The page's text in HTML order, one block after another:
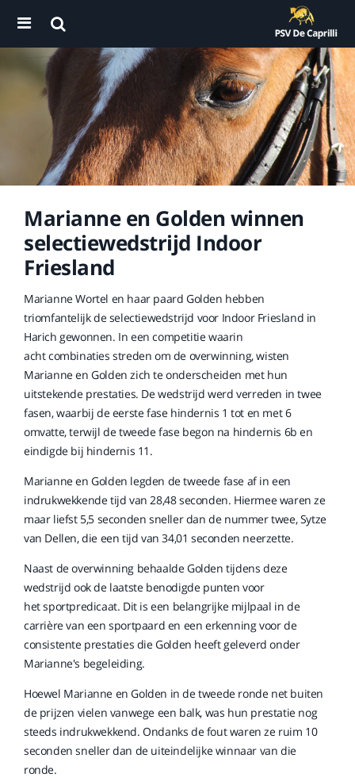
Marianne en Golden winnen
selectiewedstrijd Indoor
Friesland
Marianne Wortel en haar paard Golden hebben
triomfantelijk de selectiewedstrijd voor Indoor Friesland in
Harich gewonnen. In een competitie waarin
acht combinaties streden om de overwinning, wisten
Marianne en Golden zich te onderscheiden met hun
uitstekende prestaties. De wedstrijd werd verreden in twee
fasen, waarbij de eerste fase hindernis 1 tot en met 6
omvatte, terwijl de tweede fase begon na hindernis 6b en
eindigde bij hindernis 11.
Marianne en Golden legden de tweede fase af in een
indrukwekkende tijd van 28,48 seconden. Hiermee waren ze
maar liefst 5,5 seconden sneller dan de nummer twee, Sytze
van Dellen, die een tijd van 34,01 seconden neerzette.
Naast de overwinning behaalde Golden tijdens deze
wedstrijd ook de laatste benodigde punten voor
het sportpredicaat. Dit is een belangrijke mijlpaal in de
carrière van een sportpaard en een erkenning voor de
consistente prestaties die Golden heeft geleverd onder
Marianne's begeleiding.
Hoewel Marianne en Golden in de tweede ronde net buiten
de prijzen vielen vanwege een balk, was hun prestatie nog
steeds indrukwekkend. Ondanks de fout waren ze ruim 10
seconden sneller dan de uiteindelijke winnaar van die
ronde.